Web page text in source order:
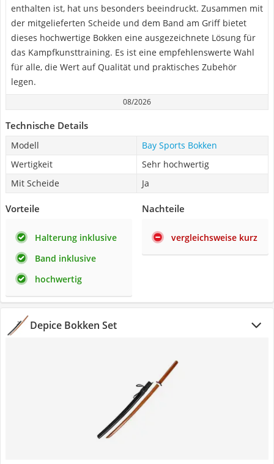
enthalten ist, hat uns besonders beeindruckt. Zusammen mit
der mitgelieferten Scheide und dem Band am Griff bietet
dieses hochwertige Bokken eine ausgezeichnete Lösung für
das Kampfkunsttraining. Es ist eine empfehlenswerte Wahl
für alle, die Wert auf Qualität und praktisches Zubehör
legen.
08/2026
Technische Details
Modell
Bay Sports Bokken
Wertigkeit
Sehr hochwertig
Mit Scheide
Ja
Vorteile
Halterung inklusive
Band inklusive
hochwertig
Nachteile
vergleichsweise kurz
Depice Bokken Set